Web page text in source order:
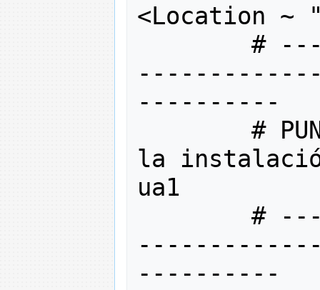
<Location ~
#
----------
#
la
ua1
#
----------